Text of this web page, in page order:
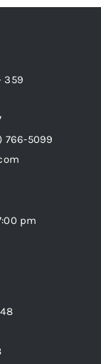
359
766-5099
pm